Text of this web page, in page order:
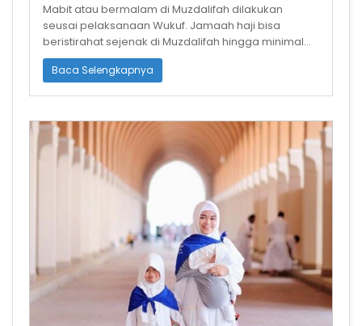
Mabit atau bermalam di Muzdalifah dilakukan
seusai pelaksanaan Wukuf. Jamaah haji bisa
beristirahat sejenak di Muzdalifah hingga minimal
lewat tengah malam, sebelum keesokan h
Baca Selengkapnya